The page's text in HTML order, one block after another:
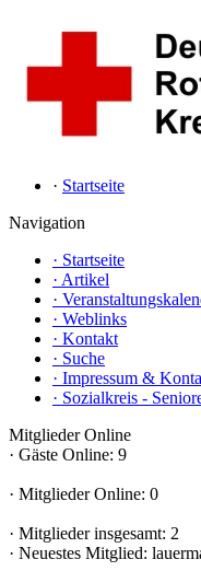
· Startseite
Navigation
· Startseite
· Artikel
·
· Weblinks
· Kontakt
· Suche
· Impressum &
· Sozialkreis -
Mitglieder Online
· Gäste Online: 9
· Mitglieder Online: 0
· Mitglieder insgesamt: 2
· Neuestes Mitglied: